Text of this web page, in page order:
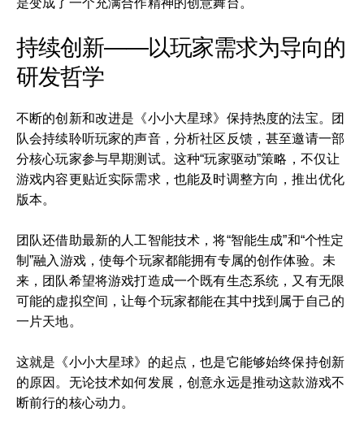
是变成了一个充满合作精神的创意舞台。
持续创新——以玩家需求为导向的
研发哲学
不断的创新和改进是《小小大星球》保持热度的法宝。团
队会持续聆听玩家的声音，分析社区反馈，甚至邀请一部
分核心玩家参与早期测试。这种“玩家驱动”策略，不仅让
游戏内容更贴近实际需求，也能及时调整方向，推出优化
版本。
团队还借助最新的人工智能技术，将“智能生成”和“个性定
制”融入游戏，使每个玩家都能拥有专属的创作体验。未
来，团队希望将游戏打造成一个既有生态系统，又有无限
可能的虚拟空间，让每个玩家都能在其中找到属于自己的
一片天地。
这就是《小小大星球》的起点，也是它能够始终保持创新
的原因。无论技术如何发展，创意永远是推动这款游戏不
断前行的核心动力。